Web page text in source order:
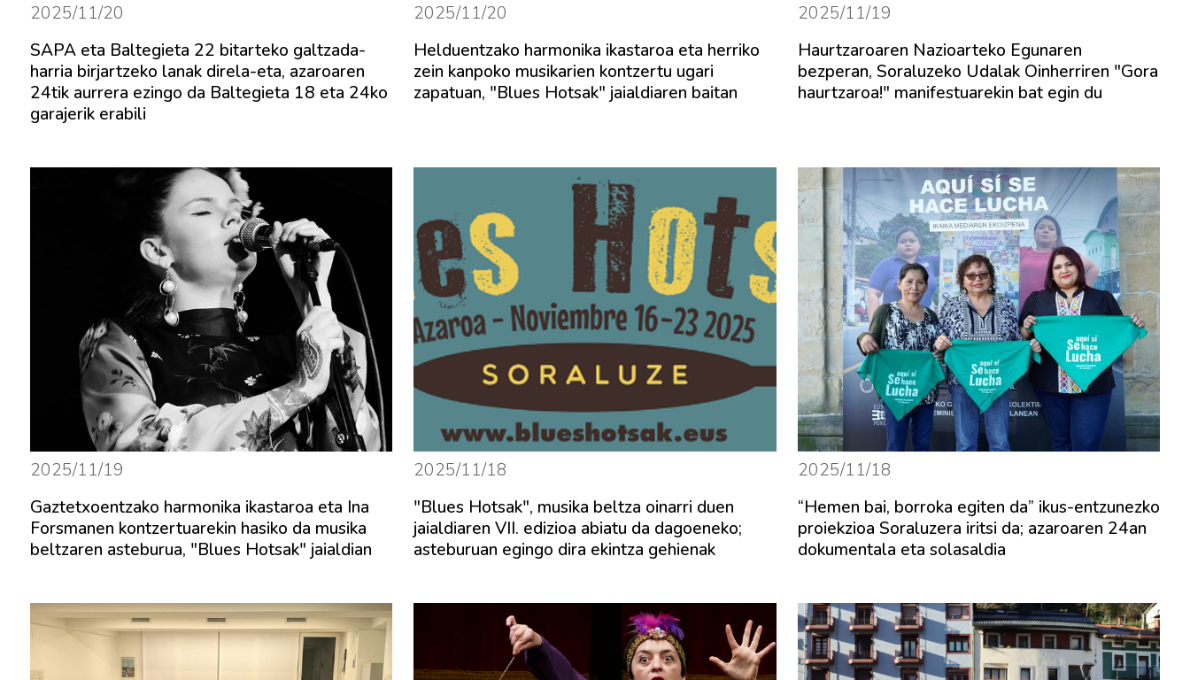
2025/11/20
SAPA eta Baltegieta 22 bitarteko galtzada-
harria birjartzeko lanak direla-eta, azaroaren
24tik aurrera ezingo da Baltegieta 18 eta 24ko
garajerik erabili
2025/11/20
Helduentzako harmonika ikastaroa eta herriko
zein kanpoko musikarien kontzertu ugari
zapatuan, "Blues Hotsak" jaialdiaren baitan
2025/11/19
Haurtzaroaren Nazioarteko Egunaren
bezperan, Soraluzeko Udalak Oinherriren "Gora
haurtzaroa!" manifestuarekin bat egin du
2025/11/19
Gaztetxoentzako harmonika ikastaroa eta Ina
Forsmanen kontzertuarekin hasiko da musika
beltzaren asteburua, "Blues Hotsak" jaialdian
2025/11/18
"Blues Hotsak", musika beltza oinarri duen
jaialdiaren VII. edizioa abiatu da dagoeneko;
asteburuan egingo dira ekintza gehienak
2025/11/18
“Hemen bai, borroka egiten da” ikus-entzunezko
proiekzioa Soraluzera iritsi da; azaroaren 24an
dokumentala eta solasaldia